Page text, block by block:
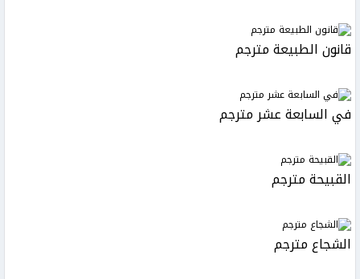
قانون الطبيعة مترجم
في السابعة عشر مترجم
القبيحة مترجم
الشجاع مترجم